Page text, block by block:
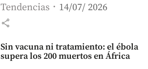
Tendencias 14/07/ 2026
share
Sin vacuna ni tratamiento: el ébola
supera los 200 muertos en África